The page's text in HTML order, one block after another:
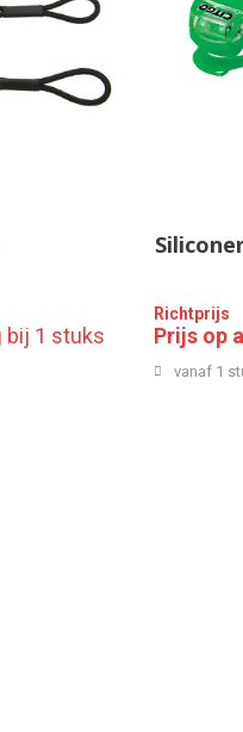
bij 1 stuks
Richtprijs
Prijs op
vanaf 1